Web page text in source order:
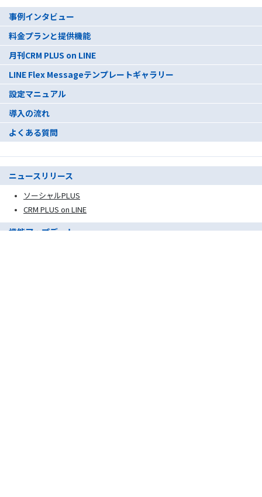
事例インタビュー
料金プランと提供機能
月刊CRM PLUS on LINE
LINE Flex Messageテンプレートギャラリー
設定マニュアル
導入の流れ
よくある質問
ニュースリリース
ソーシャルPLUS
CRM PLUS on LINE
機能アップデート